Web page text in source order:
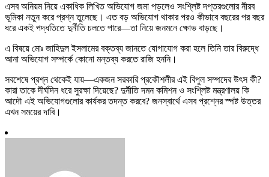
এসব অনিয়ম নিয়ে একাধিক লিখিত অভিযোগ জমা পড়লেও সংশ্লিষ্ট দপ্তরগুলোর নীরব
ভূমিকা নতুন করে প্রশ্ন তুলেছে। এত বড় অভিযোগ থাকার পরও কীভাবে বছরের পর বছর
ধরে একই পদ্ধতিতে দুর্নীতি চলতে পারে—তা নিয়ে জনমনে ক্ষোভ বাড়ছে।
এ বিষয়ে মোঃ জাহিদুল ইসলামের বক্তব্য জানতে যোগাযোগ করা হলে তিনি তার বিরুদ্ধে
আনা অভিযোগ সম্পর্কে কোনো মন্তব্য করতে রাজি হননি।
সবশেষে প্রশ্ন থেকেই যায়—একজন সরকারি প্রকৌশলীর এই বিপুল সম্পদের উৎস কী?
কারা তাকে দীর্ঘদিন ধরে সুরক্ষা দিয়েছে? দুর্নীতি দমন কমিশন ও সংশ্লিষ্ট মন্ত্রণালয় কি
আদৌ এই অভিযোগগুলোর কার্যকর তদন্ত করবে? জনস্বার্থে এসব প্রশ্নের স্পষ্ট উত্তর
এখন সময়ের দাবি।